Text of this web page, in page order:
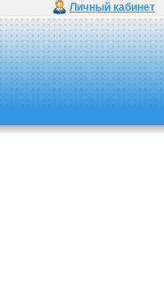
Личный кабинет